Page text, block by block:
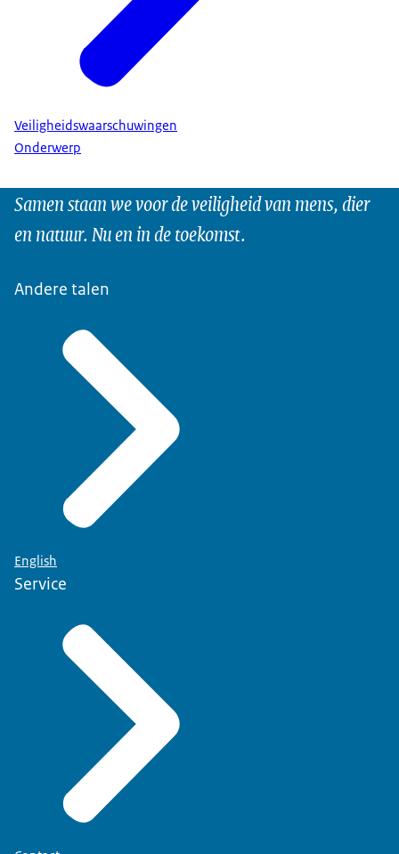
Veiligheidswaarschuwingen
Onderwerp
Samen staan we voor de veiligheid van mens, dier
en natuur. Nu en in de toekomst.
Andere talen
English
Service